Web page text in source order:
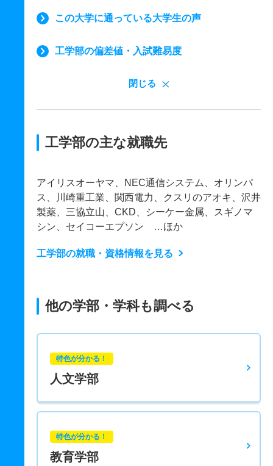
この大学に通っている大学生の声
工学部の偏差値・入試難易度
閉じる
工学部の主な就職先
アイリスオーヤマ、NEC通信システム、オリンパ
ス、川崎重工業、関西電力、クスリのアオキ、沢井
製薬、三協立山、CKD、シーケー金属、スギノマ
シン、セイコーエプソン …ほか
工学部の就職・資格情報を見る
他の学部・学科も調べる
特色が分かる！
人文学部
特色が分かる！
教育学部